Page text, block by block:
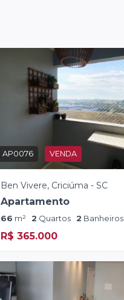
AP0076 VENDA
Ben Vivere, Criciúma - SC
Apartamento
66 m² 2 Quartos 2 Banheiros
R$ 365.000